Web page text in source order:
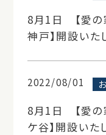
8月1日 【愛の
神戸】開設いた
2022/08/01
8月1日 【愛の
ケ谷】開設いた